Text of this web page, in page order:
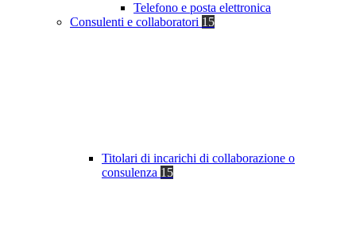
Telefono e posta elettronica
Consulenti e collaboratori 15
Titolari di incarichi di collaborazione o
consulenza 15